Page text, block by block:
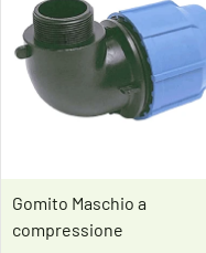
Gomito Maschio a
compressione